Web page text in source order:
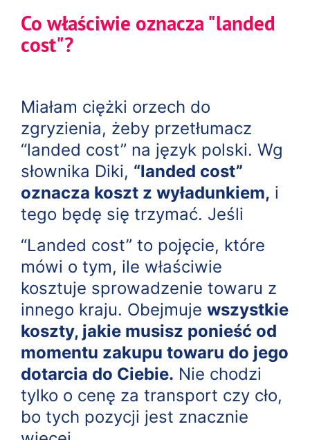
Co właściwie oznacza "landed
cost"?
Miałam ciężki orzech do
zgryzienia, żeby przetłumacz
“landed cost” na język polski. Wg
słownika Diki, “landed cost”
oznacza koszt z wyładunkiem, i
tego będę się trzymać. Jeśli
“Landed cost” to pojęcie, które
mówi o tym, ile właściwie
kosztuje sprowadzenie towaru z
innego kraju. Obejmuje wszystkie
koszty, jakie musisz ponieść od
momentu zakupu towaru do jego
dotarcia do Ciebie. Nie chodzi
tylko o cenę za transport czy cło,
bo tych pozycji jest znacznie